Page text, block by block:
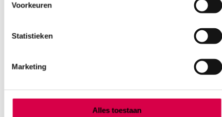
Voorkeuren
Statistieken
Marketing
Alles toestaan
11.93incl. BTW